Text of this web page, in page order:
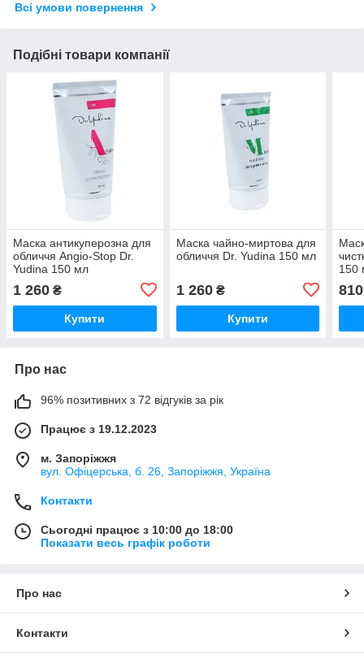
Всі умови повернення
Подібні товари компанії
Маска антикуперозна для
обличчя Angio-Stop Dr.
Yudina 150 мл
1 260 ₴
Купити
Маска чайно-миртова для
обличчя Dr. Yudina 150 мл
1 260₴
Купити
150
810
Про нас
96% позитивних з 72 відгуків за рік
Працює з 19.12.2023
м. Запоріжжя
вул. Офіцерська, б. 26, Запоріжжя, Україна
Контакти
Сьогодні працює з 10:00 до 18:00
Показати весь графік роботи
Про нас
Контакти